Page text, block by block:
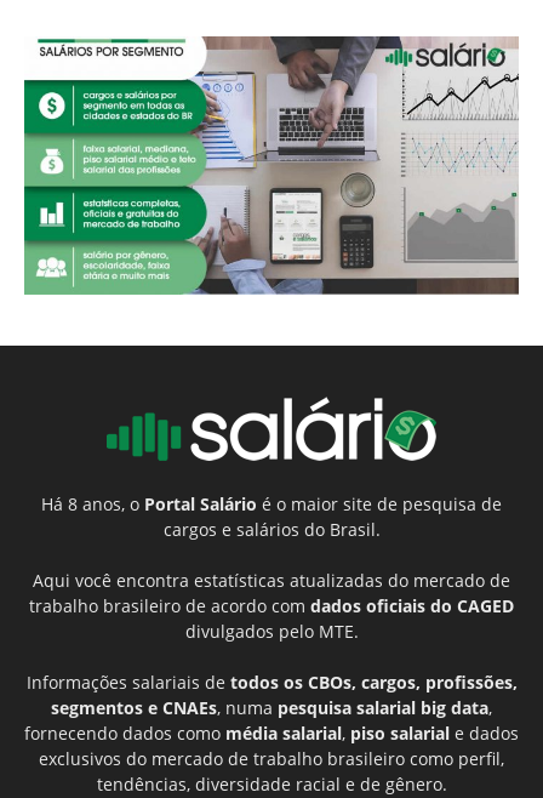
Há 8 anos, o Portal Salário é o maior site de pesquisa de
cargos e salários do Brasil.
Aqui você encontra estatísticas atualizadas do mercado de
trabalho brasileiro de acordo com dados oficiais do CAGED
divulgados pelo MTE.
Informações salariais de todos os CBOs, cargos, profissões,
segmentos e CNAEs, numa pesquisa salarial big data,
fornecendo dados como média salarial, piso salarial e dados
exclusivos do mercado de trabalho brasileiro como perfil,
tendências, diversidade racial e de gênero.